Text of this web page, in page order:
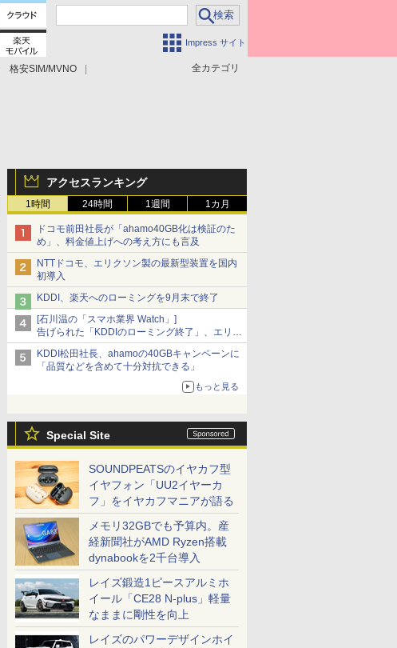
Impress サイト
全カテゴリ
格安SIM/MVNO
アクセスランキング
1時間 24時間 1週間 1カ月
ドコモ前田社長が「ahamo40GB化は検証のた
め」、料金値上げへの考え方にも言及
NTTドコモ、エリクソン製の最新型装置を国内
初導入
KDDI、楽天へのローミングを9月末で終了
[石川温の「スマホ業界 Watch」]
告げられた「KDDIのローミング終了」、エリア
マップの落とし穴と楽天モバイルの課題
KDDI松田社長、ahamoの40GBキャンペーンに
「品質などを含めて十分対抗できる」
もっと見る
Special Site
SOUNDPEATSのイヤカフ型
イヤフォン「UU2イヤーカ
フ」をイヤカフマニアが語る
メモリ32GBでも予算内。産
経新聞社がAMD Ryzen搭載
dynabookを2千台導入
レイズ鍛造1ピースアルミホ
イール「CE28 N-plus」軽量
なままに剛性を向上
レイズのパワーデザインホイ